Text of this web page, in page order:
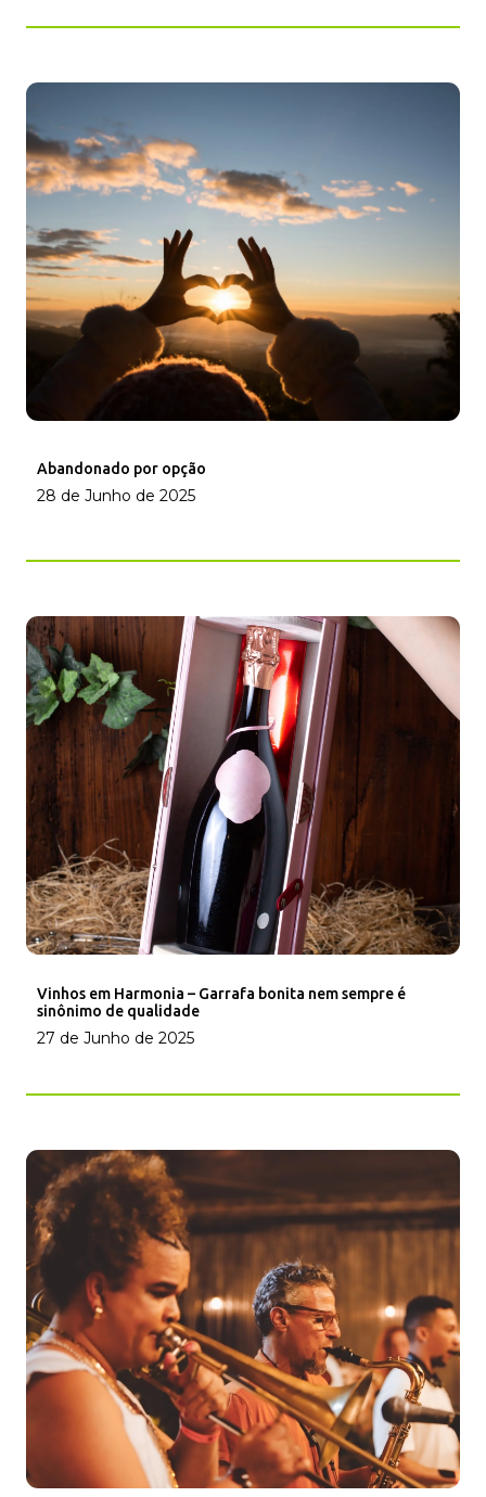
Abandonado por opção
28 de Junho de 2025
Vinhos em Harmonia – Garrafa bonita nem sempre é
sinônimo de qualidade
27 de Junho de 2025